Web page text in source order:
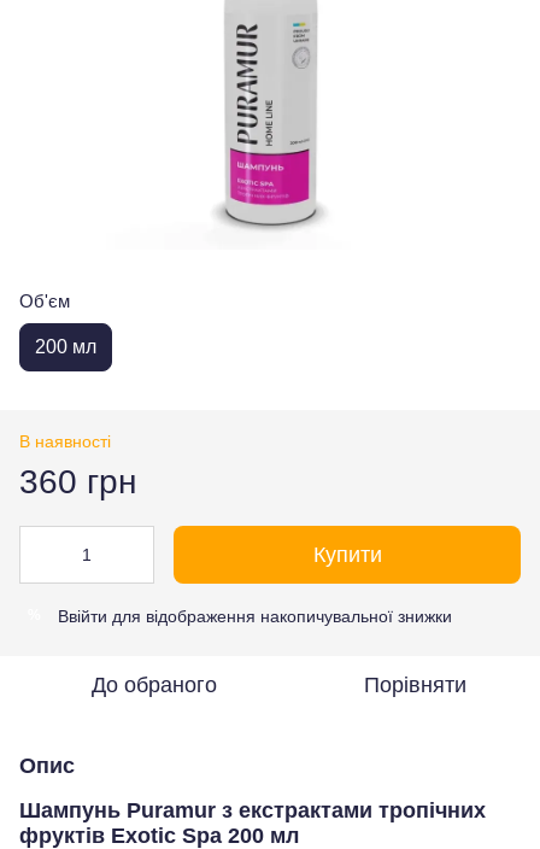
Об'єм
200 мл
В наявності
360 грн
Купити
Ввійти для відображення накопичувальної знижки
До обраного Порівняти
Опис
Шампунь Puramur з екстрактами тропічних
фруктів Exotic Spa 200 мл